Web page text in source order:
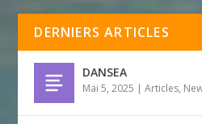
DERNIERS ARTICLES
DANSEA
Mai 5, 2025 |Articles,